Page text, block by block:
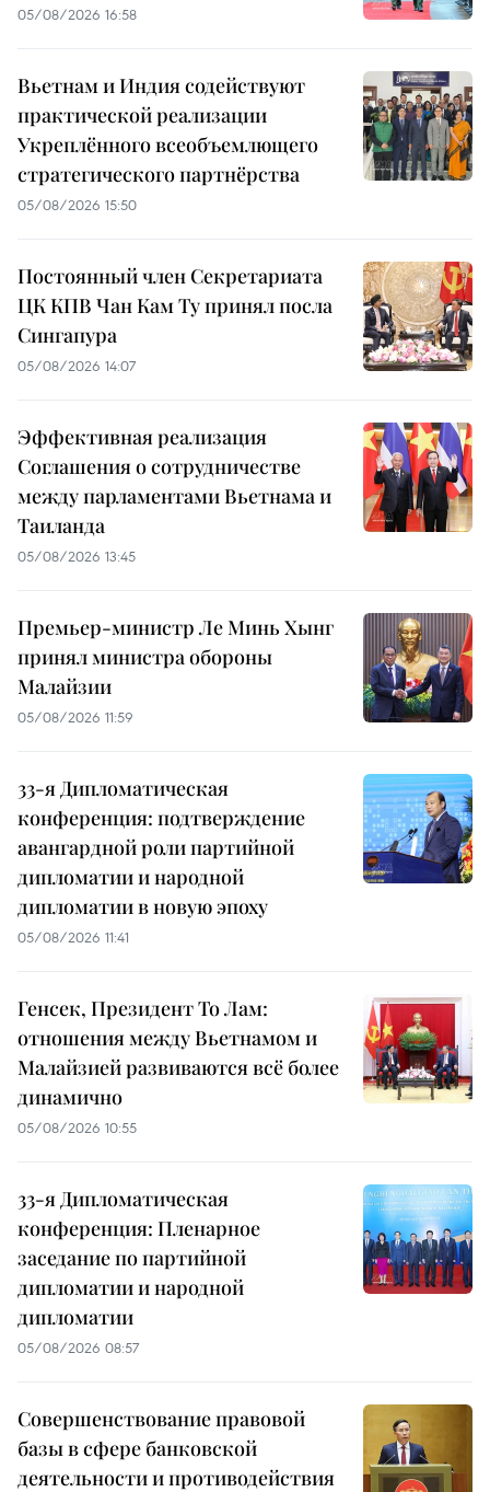
05/08/2026 16:58
Вьетнам и Индия содействуют
практической реализации
Укреплённого всеобъемлющего
стратегического партнёрства
05/08/2026 15:50
Постоянный член Секретариата
ЦК КПВ Чан Кам Ту принял посла
Сингапура
05/08/2026 14:07
Эффективная реализация
Соглашения о сотрудничестве
между парламентами Вьетнама и
Таиланда
05/08/2026 13:45
Премьер-министр Ле Минь Хынг
принял министра обороны
Малайзии
05/08/2026 11:59
33-я Дипломатическая
конференция: подтверждение
авангардной роли партийной
дипломатии и народной
дипломатии в новую эпоху
05/08/2026 11:41
Генсек, Президент То Лам:
отношения между Вьетнамом и
Малайзией развиваются всё более
динамично
05/08/2026 10:55
33-я Дипломатическая
конференция: Пленарное
заседание по партийной
дипломатии и народной
дипломатии
05/08/2026 08:57
Совершенствование правовой
базы в сфере банковской
деятельности и противодействия